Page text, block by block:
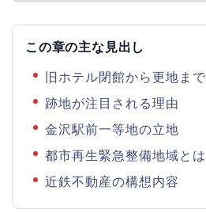
この章の主な見出し
旧ホテル閉館から更地まで
跡地が注目される理由
金沢駅前一等地の立地
都市再生緊急整備地域とは
近鉄不動産の構想内容